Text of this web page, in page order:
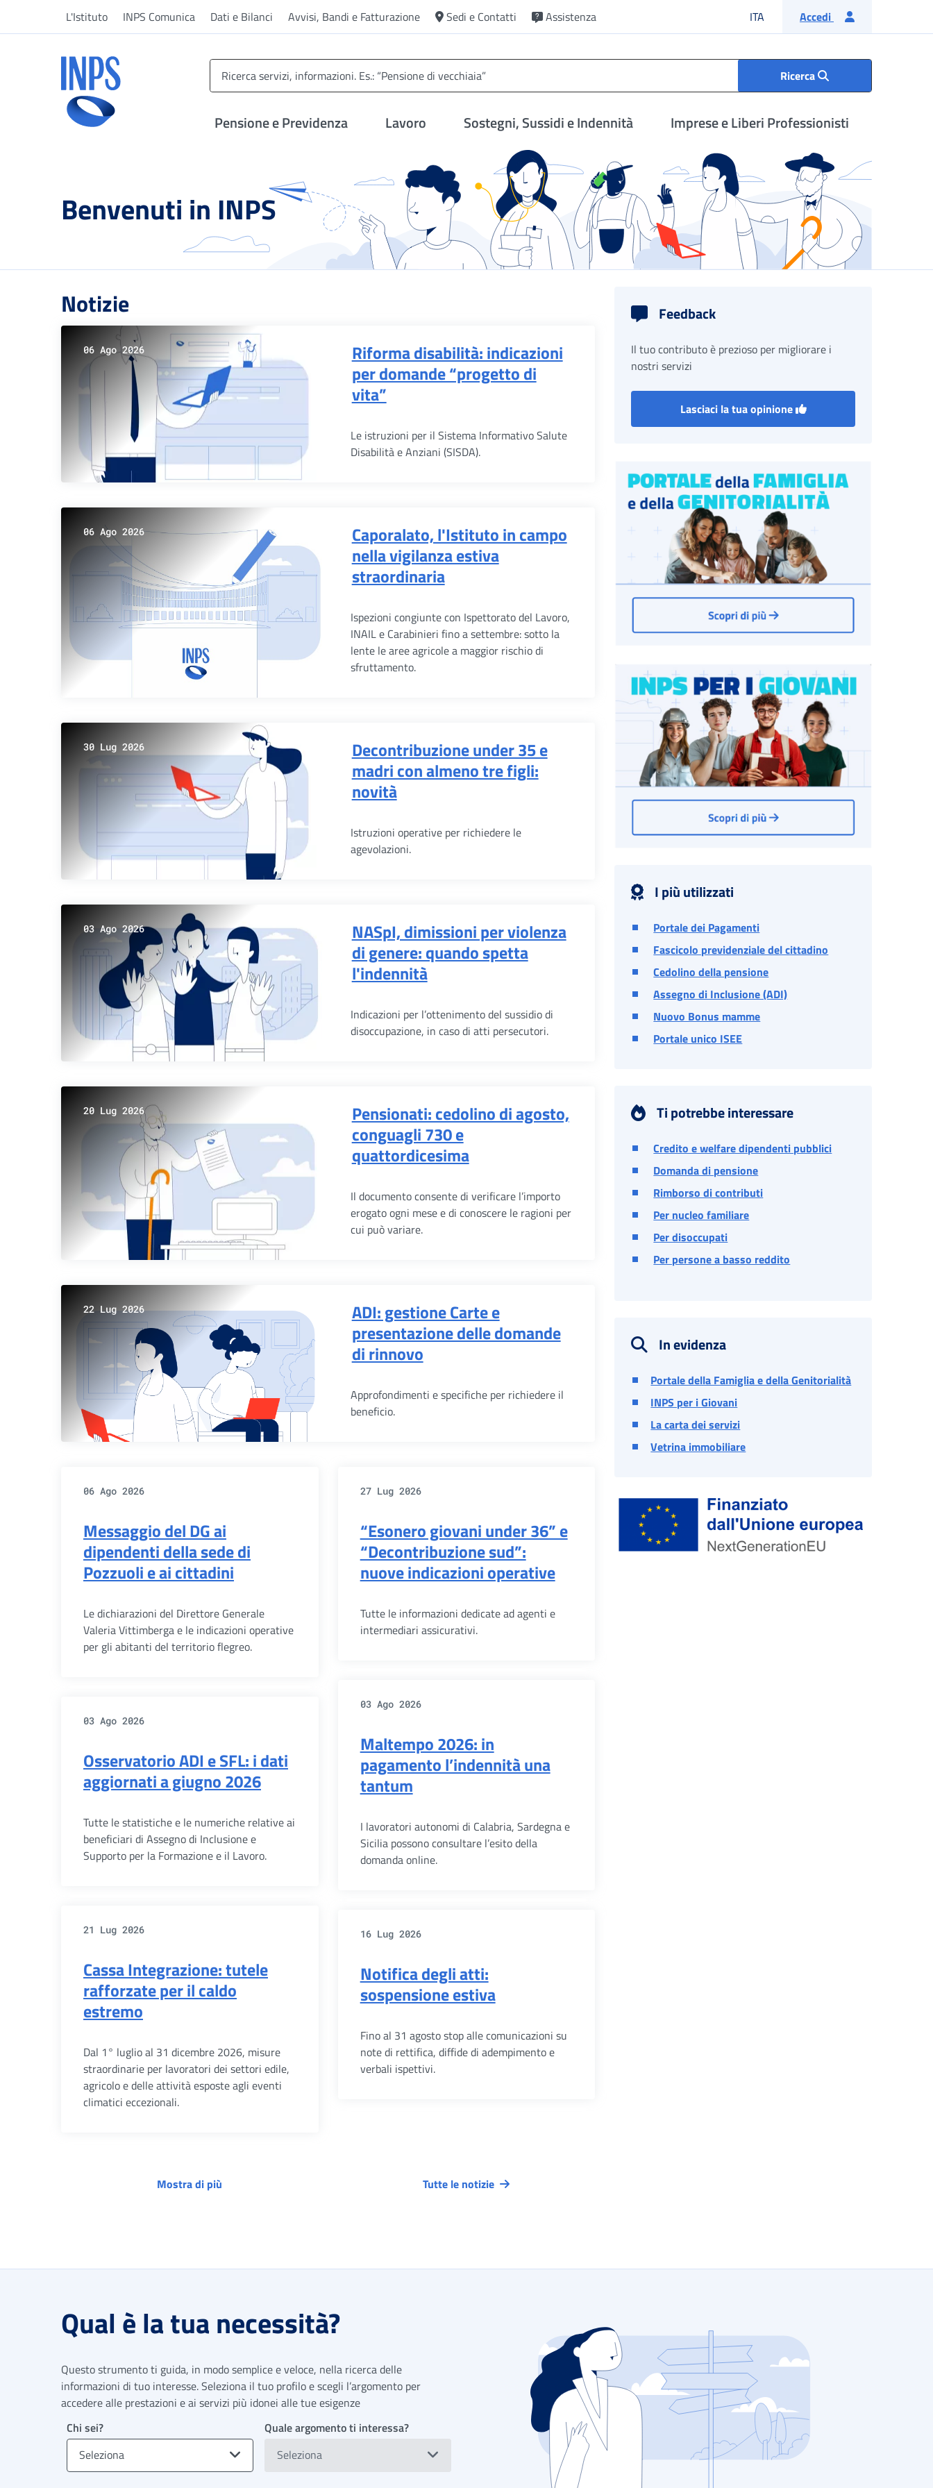
L'Istituto INPS Comunica Dati e Bilanci Avvisi, Bandi e Fatturazione Sedi e Contatti Assistenza ITA Lingua italiana
Accedi
Ricerca
Pensione e Previdenza Lavoro Sostegni, Sussidi e Indennità Imprese e Liberi Professionisti
Benvenuti in INPS
Notizie
06 Ago 2026
Riforma disabilità: indicazioni
per domande “progetto di
vita”
Le istruzioni per il Sistema Informativo Salute
Disabilità e Anziani (SISDA).
06 Ago 2026
Caporalato, l'Istituto in campo
nella vigilanza estiva
straordinaria
Ispezioni congiunte con Ispettorato del Lavoro,
INAIL e Carabinieri fino a settembre: sotto la
lente le aree agricole a maggior rischio di
sfruttamento.
30 Lug 2026
Decontribuzione under 35 e
madri con almeno tre figli:
novità
Istruzioni operative per richiedere le
agevolazioni.
03 Ago 2026
NASpI, dimissioni per violenza
di genere: quando spetta
l'indennità
Indicazioni per l’ottenimento del sussidio di
disoccupazione, in caso di atti persecutori.
20 Lug 2026
Pensionati: cedolino di agosto,
conguagli 730 e
quattordicesima
Il documento consente di verificare l’importo
erogato ogni mese e di conoscere le ragioni per
cui può variare.
22 Lug 2026
ADI: gestione Carte e
presentazione delle domande
di rinnovo
Approfondimenti e specifiche per richiedere il
beneficio.
06 Ago 2026
Messaggio del DG ai
dipendenti della sede di
Pozzuoli e ai cittadini
Le dichiarazioni del Direttore Generale
Valeria Vittimberga e le indicazioni operative
per gli abitanti del territorio flegreo.
27 Lug 2026
“Esonero giovani under 36” e
“Decontribuzione sud”:
nuove indicazioni operative
Tutte le informazioni dedicate ad agenti e
intermediari assicurativi.
03 Ago 2026
Osservatorio ADI e SFL: i dati
aggiornati a giugno 2026
Tutte le statistiche e le numeriche relative ai
beneficiari di Assegno di Inclusione e
Supporto per la Formazione e il Lavoro.
03 Ago 2026
Maltempo 2026: in
pagamento l’indennità una
tantum
I lavoratori autonomi di Calabria, Sardegna e
Sicilia possono consultare l’esito della
domanda online.
21 Lug 2026
Cassa Integrazione: tutele
rafforzate per il caldo
estremo
Dal 1° luglio al 31 dicembre 2026, misure
straordinarie per lavoratori dei settori edile,
agricolo e delle attività esposte agli eventi
climatici eccezionali.
16 Lug 2026
Notifica degli atti:
sospensione estiva
Fino al 31 agosto stop alle comunicazioni su
note di rettifica, diffide di adempimento e
verbali ispettivi.
Mostra di più Tutte le notizie
Feedback
Il tuo contributo è prezioso per migliorare i
nostri servizi
Lasciaci la tua opinione
I più utilizzati
Portale dei Pagamenti
Fascicolo previdenziale del cittadino
Cedolino della pensione
Assegno di Inclusione (ADI)
Nuovo Bonus mamme
Portale unico ISEE
Ti potrebbe interessare
Credito e welfare dipendenti pubblici
Domanda di pensione
Rimborso di contributi
Per nucleo familiare
Per disoccupati
Per persone a basso reddito
In evidenza
Portale della Famiglia e della Genitorialità
INPS per i Giovani
La carta dei servizi
Vetrina immobiliare
Qual è la tua necessità?
Questo strumento ti guida, in modo semplice e veloce, nella ricerca delle
informazioni di tuo interesse. Seleziona il tuo profilo e scegli l’argomento per
accedere alle prestazioni e ai servizi più idonei alle tue esigenze
Chi sei?
Seleziona
Quale argomento ti interessa?
Seleziona